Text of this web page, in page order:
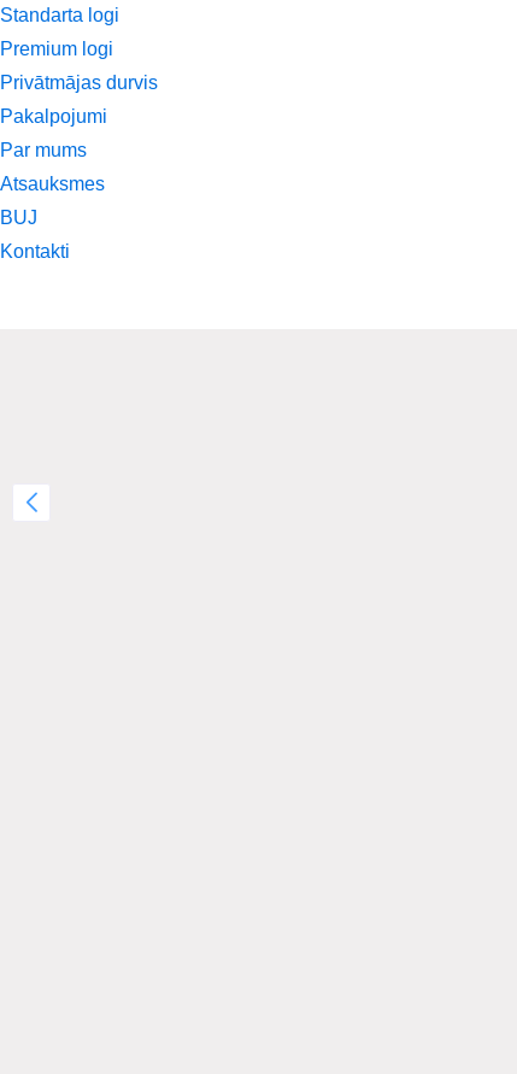
Standarta logi
Premium logi
Privātmājas durvis
Pakalpojumi
Par mums
Atsauksmes
BUJ
Kontakti